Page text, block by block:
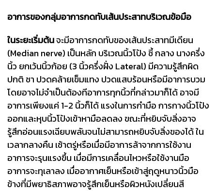
อาการของกลุ่มอาการกดทับเส้นประสาทบริเวณข้อมือ
ในระยะเริ่มต้นจะมีอาการกดทับของเส้นประสาทมีเดียน
(Median nerve) เป็นหลัก บริเวณนิ้วโป้ง ชี้ กลาง นางครึ่ง
นิ้ว ยกเว้นนิ้วก้อย (3 นิ้วครึ่งฝั่ง Lateral) มีความรู้สึกผิด
ปกติ ชา ปวดคล้ายเข็มแทง ปวดแสบร้อนหรือมีอาการบวม
โดยอาจไม่จำเป็นต้องทีอาการทุกนิ้วที่กล่าวมาก็ได้ อาจมี
อาการเพียงแค่ 1-2 นิ้วก็ได้ แรงในการกำมือ การกางนิ้วโป้ง
ออกและหุบนิ้วโป้งเข้าหามือลดลง ขณะที่หยิบจับสิ่งอาจ
รู้สึกอ่อนแรงเฉียบพลันจนไม่สามารถหยิบจับสิ่งของได้ ใน
เวลากลางคืน เช้าตรู่หรือเมื่อมีอาการล้าจากการใช้งาน
อาการจะรุนแรงขึ้น เมื่อมีการเคลื่อนไหวหรือใช้งานมือ
อาการจะทุเลาลง เมื่ออากาศเย็นหรือเข้าสู่ฤดูหนาวนิ้วมือ
ข้างที่มีพยาธิสภาพอาจรู้สึกเย็นหรือผิวหนังเปลี่ยนสี